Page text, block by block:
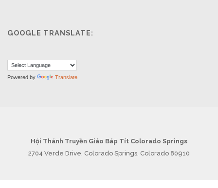
GOOGLE TRANSLATE:
Powered by Translate
Hội Thánh Truyền Giáo Báp Tít Colorado Springs
2704 Verde Drive, Colorado Springs, Colorado 80910